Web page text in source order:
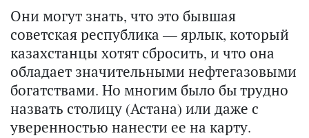
Они могут знать, что это бывшая
советская республика — ярлык, который
казахстанцы хотят сбросить, и что она
обладает значительными нефтегазовыми
богатствами. Но многим было бы трудно
назвать столицу (Астана) или даже с
уверенностью нанести ее на карту.